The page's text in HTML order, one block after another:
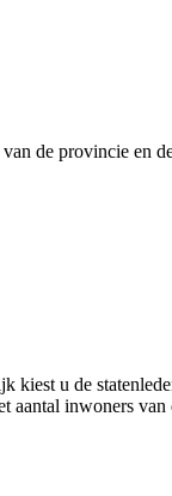
de provincie en
kiest u de
aantal inwoners